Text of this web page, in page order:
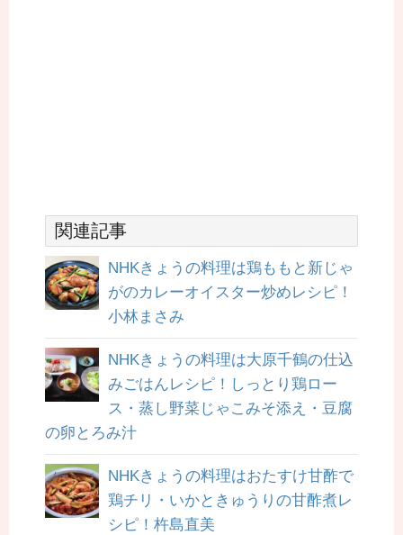
関連記事
NHKきょうの料理は鶏ももと新じゃ
がのカレーオイスター炒めレシピ！
小林まさみ
NHKきょうの料理は大原千鶴の仕込
みごはんレシピ！しっとり鶏ロー
ス・蒸し野菜じゃこみそ添え・豆腐
の卵とろみ汁
NHKきょうの料理はおたすけ甘酢で
鶏チリ・いかときゅうりの甘酢煮レ
シピ！杵島直美